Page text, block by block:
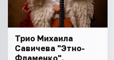
Трио Михаила
Савичева "Этно-
Фламенко".